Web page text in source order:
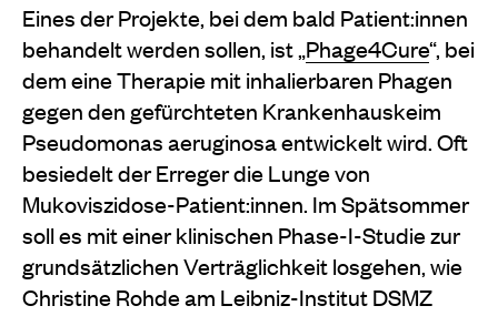
Eines der Projekte, bei dem bald Patient:innen
behandelt werden sollen, ist „Phage4Cure“, bei
dem eine Therapie mit inhalierbaren Phagen
gegen den gefürchteten Krankenhauskeim
Pseudomonas aeruginosa entwickelt wird. Oft
besiedelt der Erreger die Lunge von
Mukoviszidose-Patient:innen. Im Spätsommer
soll es mit einer klinischen Phase-I-Studie zur
grundsätzlichen Verträglichkeit losgehen, wie
Christine Rohde am Leibniz-Institut DSMZ